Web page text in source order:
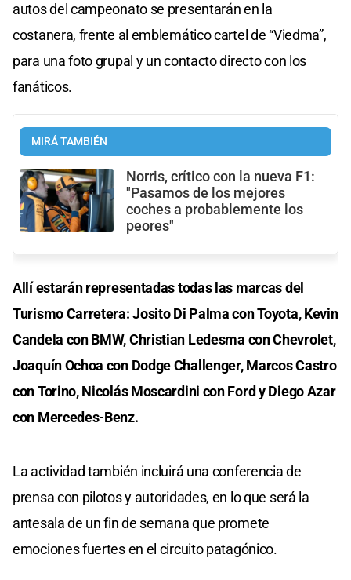
autos del campeonato se presentarán en la
costanera, frente al emblemático cartel de “Viedma”,
para una foto grupal y un contacto directo con los
fanáticos.
MIRÁ TAMBIÉN
Norris, crítico con la nueva F1:
"Pasamos de los mejores
coches a probablemente los
peores"
Allí estarán representadas todas las marcas del
Turismo Carretera: Josito Di Palma con Toyota, Kevin
Candela con BMW, Christian Ledesma con Chevrolet,
Joaquín Ochoa con Dodge Challenger, Marcos Castro
con Torino, Nicolás Moscardini con Ford y Diego Azar
con Mercedes-Benz.
La actividad también incluirá una conferencia de
prensa con pilotos y autoridades, en lo que será la
antesala de un fin de semana que promete
emociones fuertes en el circuito patagónico.